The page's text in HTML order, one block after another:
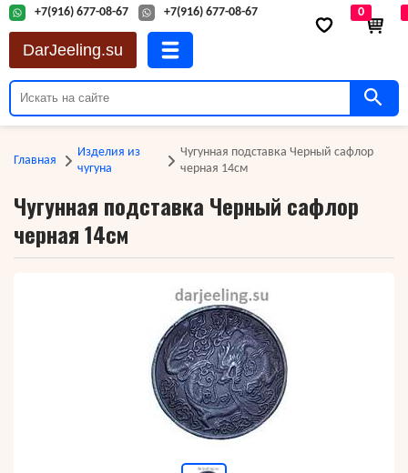
+7(916) 677-08-67 +7(916) 677-08-67
DarJeeling.su
0
Главная
Изделия из
чугуна
Чугунная подставка Черный сафлор
черная 14см
Чугунная подставка Черный сафлор
черная 14см